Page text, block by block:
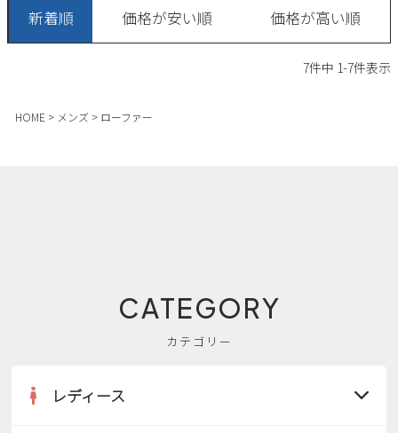
新着順 価格が安い順 価格が高い順
7件中 1-7件表示
HOME メンズ ローファー
CATEGORY
カテゴリー
レディース